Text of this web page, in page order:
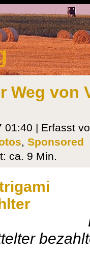
Weg von
01:40 | Erfasst
, Sponsored
ca. 9 Min.